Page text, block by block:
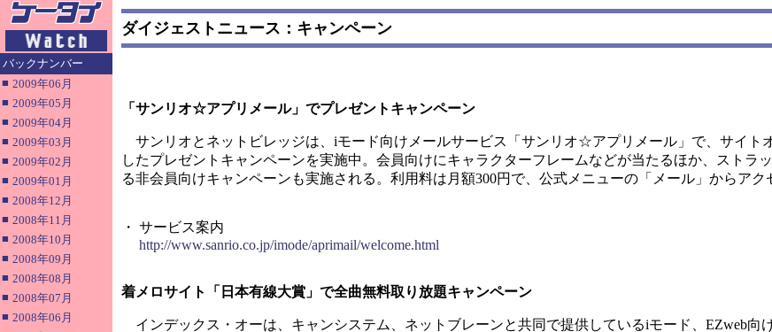
バックナンバー
■ 2009年06月
■ 2009年05月
■ 2009年04月
■ 2009年03月
■ 2009年02月
■ 2009年01月
■ 2008年12月
■ 2008年11月
■ 2008年10月
■ 2008年09月
■ 2008年08月
■ 2008年07月
■ 2008年06月
ダイジェストニュース：キャンペーン
「サンリオ☆アプリメール」でプレゼントキャンペーン
サンリオとネットビレッジは、iモード向けメールサービス「サンリオ☆アプリメール」で、サイト
したプレゼントキャンペーンを実施中。会員向けにキャラクターフレームなどが当たるほか、ストラ
る非会員向けキャンペーンも実施される。利用料は月額300円で、公式メニューの「メール」からアク
・ サービス案内
http://www.sanrio.co.jp/imode/aprimail/welcome.html
着メロサイト「日本有線大賞」で全曲無料取り放題キャンペーン
インデックス・オーは、キャンシステム、ネットブレーンと共同で提供しているiモード、EZweb向